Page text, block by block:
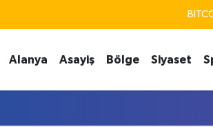
Alanya Asayiş Bölge Siyaset